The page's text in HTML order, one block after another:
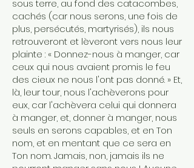
sous terre, au fond des catacombes,
cachés (car nous serons, une fois de
plus, persécutés, martyrisés), ils nous
retrouveront et lèveront vers nous leur
plainte : « Donnez-nous à manger, car
ceux qui nous avaient promis le feu
des cieux ne nous l'ont pas donné. » Et,
là, leur tour, nous l'achèverons pour
eux, car l'achèvera celui qui donnera
à manger, et, donner à manger, nous
seuls en serons capables, et en Ton
nom, et en mentant que ce sera en
Ton nom. Jamais, non, jamais ils ne